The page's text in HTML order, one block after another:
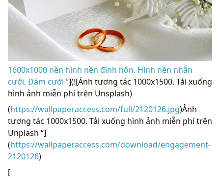
1600x1000 nền hình nền đính hôn. Hình nền nhẫn
cưới, Đám cưới “](![Ảnh tương tác 1000x1500. Tải xuống
hình ảnh miễn phí trên Unsplash)
(https://wallpaperaccess.com/full/2120126.jpg)Ảnh
tương tác 1000x1500. Tải xuống hình ảnh miễn phí trên
Unplash “]
(https://wallpaperaccess.com/download/engagement-
2120126)
[